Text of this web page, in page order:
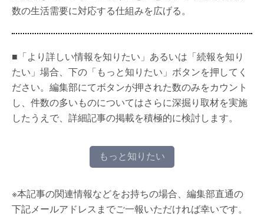
数の生活需要に対応する仕組みを広げる。
■「より詳しい情報を知りたい」あるいは「続報を知り
たい」場合、下の「もっと知りたい」ボタンを押してく
ださい。編集部にてボタンが押された数のみをカウント
し、件数の多いものについてはさらに深掘り取材を実施
したうえで、詳細記事の掲載を積極的に検討します。
もっと知りたい
※本記事の関連情報などをお持ちの場合、編集部直通の
下記メールアドレスまでご一報いただければ幸いです。